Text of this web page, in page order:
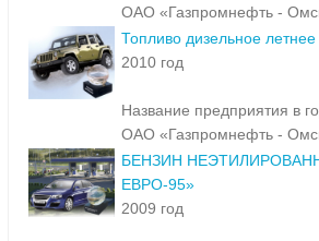
ОАО «Газпромнефть -
Топливо дизельное
2010 год
Название предприятия в
ОАО «Газпромнефть -
БЕНЗИН
ЕВРО-95»
2009 год